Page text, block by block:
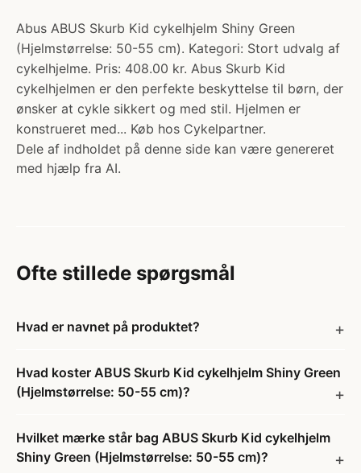
Abus ABUS Skurb Kid cykelhjelm Shiny Green
(Hjelmstørrelse: 50-55 cm). Kategori: Stort udvalg af
cykelhjelme. Pris: 408.00 kr. Abus Skurb Kid
cykelhjelmen er den perfekte beskyttelse til børn, der
ønsker at cykle sikkert og med stil. Hjelmen er
konstrueret med... Køb hos Cykelpartner.
Dele af indholdet på denne side kan være genereret
med hjælp fra AI.
Ofte stillede spørgsmål
Hvad er navnet på produktet?
Hvad koster ABUS Skurb Kid cykelhjelm Shiny Green
(Hjelmstørrelse: 50-55 cm)?
Hvilket mærke står bag ABUS Skurb Kid cykelhjelm
Shiny Green (Hjelmstørrelse: 50-55 cm)?